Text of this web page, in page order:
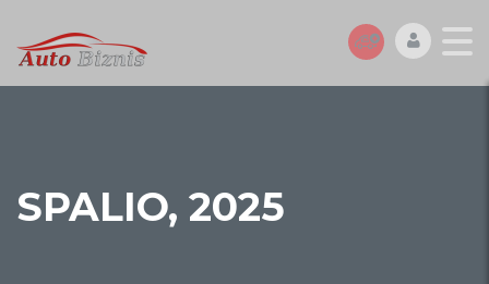
SPALIO, 2025